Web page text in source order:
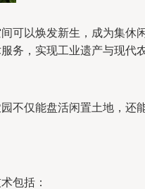
可以焕发新生，成为集休
务，实现工业遗产与现代
不仅能盘活闲置土地，还
包括：